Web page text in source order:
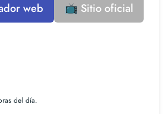
web 📺 Sitio oficial
del día.